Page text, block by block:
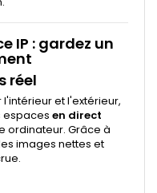
IP : gardez un
réel
et l'extérieur,
espaces en direct
ordinateur. Grâce à
images nettes et